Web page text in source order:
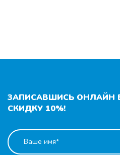
ЗАПИСАВШИСЬ ОНЛАЙН
СКИДКУ 10%!